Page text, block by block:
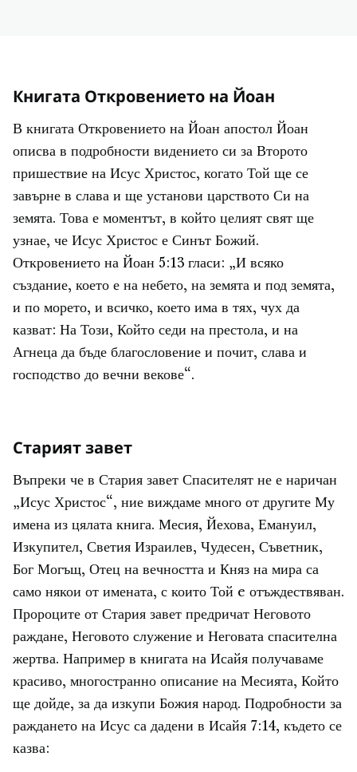
Книгата Откровението на Йоан
В книгата Откровението на Йоан апостол Йоан
описва в подробности видението си за Второто
пришествие на Исус Христос, когато Той ще се
завърне в слава и ще установи царството Си на
земята. Това е моментът, в който целият свят ще
узнае, че Исус Христос е Синът Божий.
Откровението на Йоан 5:13 гласи: „И всяко
създание, което е на небето, на земята и под земята,
и по морето, и всичко, което има в тях, чух да
казват: На Този, Който седи на престола, и на
Агнеца да бъде благословение и почит, слава и
господство до вечни векове“.
Старият завет
Въпреки че в Стария завет Спасителят не е наричан
„Исус Христос“, ние виждаме много от другите Му
имена из цялата книга. Месия, Йехова, Емануил,
Изкупител, Светия Израилев, Чудесен, Съветник,
Бог Могъщ, Отец на вечността и Княз на мира са
само някои от имената, с които Той e отъждествяван.
Пророците от Стария завет предричат Неговото
раждане, Неговото служение и Неговата спасителна
жертва. Например в книгата на Исайя получаваме
красиво, многостранно описание на Месията, Който
ще дойде, за да изкупи Божия народ. Подробности за
раждането на Исус са дадени в Исайя 7:14, където се
казва: